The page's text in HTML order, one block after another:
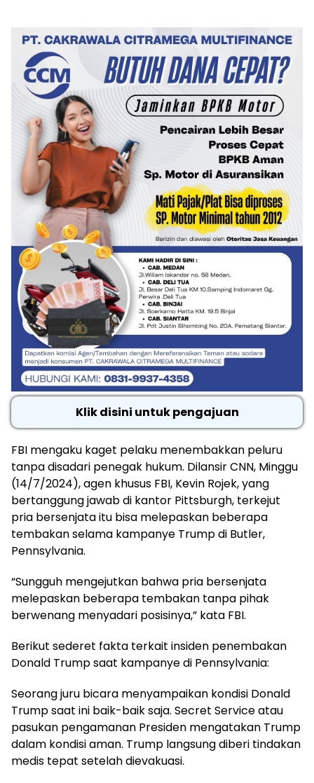
Klik disini untuk pengajuan
FBI mengaku kaget pelaku menembakkan peluru
tanpa disadari penegak hukum. Dilansir CNN, Minggu
(14/7/2024), agen khusus FBI, Kevin Rojek, yang
bertanggung jawab di kantor Pittsburgh, terkejut
pria bersenjata itu bisa melepaskan beberapa
tembakan selama kampanye Trump di Butler,
Pennsylvania.
“Sungguh mengejutkan bahwa pria bersenjata
melepaskan beberapa tembakan tanpa pihak
berwenang menyadari posisinya,” kata FBI.
Berikut sederet fakta terkait insiden penembakan
Donald Trump saat kampanye di Pennsylvania:
Seorang juru bicara menyampaikan kondisi Donald
Trump saat ini baik-baik saja. Secret Service atau
pasukan pengamanan Presiden mengatakan Trump
dalam kondisi aman. Trump langsung diberi tindakan
medis tepat setelah dievakuasi.